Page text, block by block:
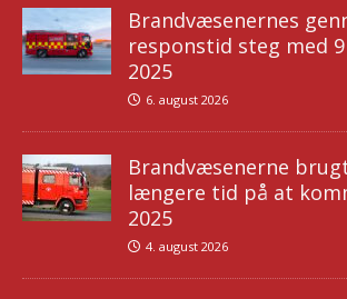
Brandvæsenernes
responstid steg med
2025
6. august 2026
Brandvæsenerne
længere tid på at
2025
4. august 2026